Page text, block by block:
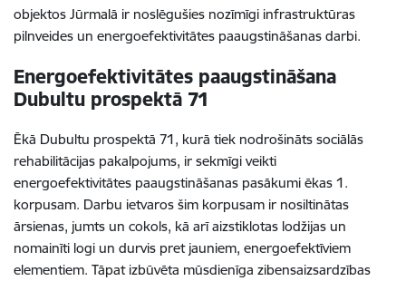
objektos Jūrmalā ir noslēgušies nozīmīgi infrastruktūras
pilnveides un energoefektivitātes paaugstināšanas darbi.
Energoefektivitātes paaugstināšana
Dubultu prospektā 71
Ēkā Dubultu prospektā 71, kurā tiek nodrošināts sociālās
rehabilitācijas pakalpojums, ir sekmīgi veikti
energoefektivitātes paaugstināšanas pasākumi ēkas 1.
korpusam. Darbu ietvaros šim korpusam ir nosiltinātas
ārsienas, jumts un cokols, kā arī aizstiklotas lodžijas un
nomainīti logi un durvis pret jauniem, energoefektīviem
elementiem. Tāpat izbūvēta mūsdienīga zibensaizsardzības